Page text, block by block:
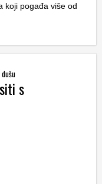
koji pogađa više od
s